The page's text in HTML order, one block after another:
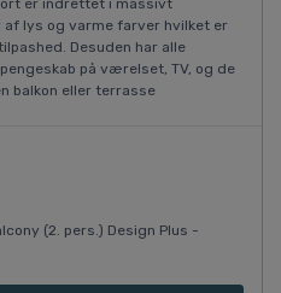
er indrettet i massivt
lys og varme farver hvilket er
Desuden har alle
på værelset, TV, og de
balkon eller terrasse
(2. pers.) Design Plus -